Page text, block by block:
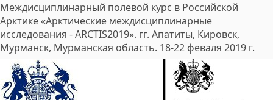
Междисциплинарный полевой курс в Российской
Арктике «Арктические междисциплинарные
исследования - ARCTIS2019». гг. Апатиты, Кировск,
Мурманск, Мурманская область. 18-22 феваля 2019 г.